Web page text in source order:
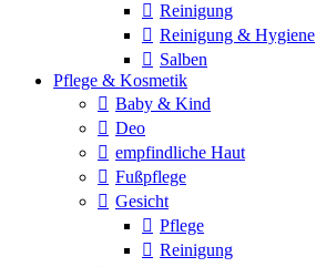
Reinigung
Reinigung & Hygiene
Salben
Pflege & Kosmetik
Baby & Kind
Deo
empfindliche Haut
Fußpflege
Gesicht
Pflege
Reinigung